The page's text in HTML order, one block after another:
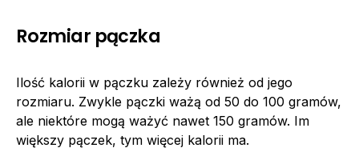
Rozmiar pączka
Ilość kalorii w pączku zależy również od jego
rozmiaru. Zwykle pączki ważą od 50 do 100 gramów,
ale niektóre mogą ważyć nawet 150 gramów. Im
większy pączek, tym więcej kalorii ma.